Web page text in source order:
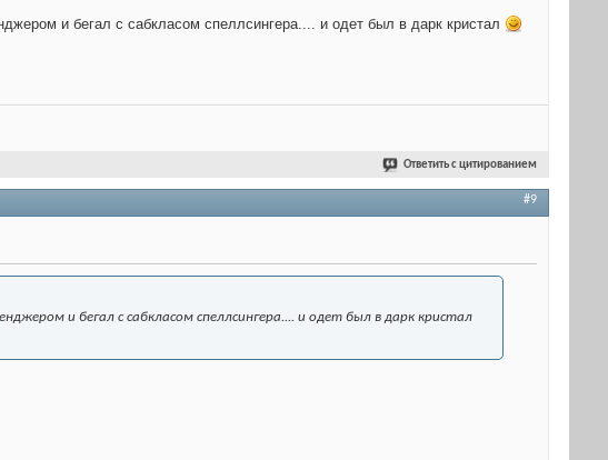
и бегал с сабкласом спеллсингера.... и одет был в дарк кристал
Ответить с цитированием
#9
и бегал с сабкласом спеллсингера.... и одет был в дарк кристал